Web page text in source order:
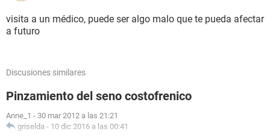
visita a un médico, puede ser algo malo que te pueda afectar
a futuro
Discusiones similares
Pinzamiento del seno costofrenico
Anne_1 - 30 mar 2012 a las 21:21
griselda - 10 dic 2016 a las 00:41